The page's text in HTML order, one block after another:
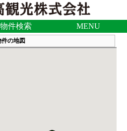
物件検索 MENU
件の地図